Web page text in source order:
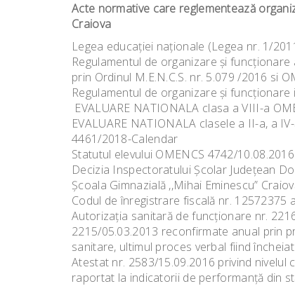
Acte normative care reglementează
Craiova
Legea educaţiei naţionale (Legea nr. 1/
Regulamentul de organizare şi
prin Ordinul M.E.N.C.S. nr. 5.079 /2016 si
Regulamentul de organizare şi
EVALUARE NATIONALA clasa a VIII-a
EVALUARE NATIONALA clasele a II-a, a
4461/2018-Calendar
Statutul elevului OMENCS 4742/10.08.2016
Decizia Inspectoratului Şcolar Judeţean
Şcoala Gimnazială ,,Mihai Eminescu”
Codul de înregistrare fiscală nr. 12572375
Autorizaţia sanitară de funcţionare nr.
2215/05.03.2013 reconfirmate anual prin
sanitare, ultimul proces verbal fiind
Atestat nr. 2583/15.09.2016 privind
raportat la indicatorii de performanţă din